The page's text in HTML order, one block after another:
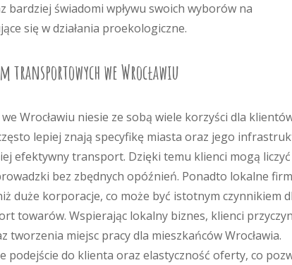
bardziej świadomi wpływu swoich wyborów na
się w działania proekologiczne.
we Wrocławiu
Wrocławiu niesie ze sobą wiele korzyści dla
lepiej znają specyfikę miasta oraz jego
efektywny transport. Dzięki temu klienci mogą
bez zbędnych opóźnień. Ponadto lokalne
duże korporacje, co może być istotnym czynnikiem
towarów. Wspierając lokalny biznes, klienci
miejsc pracy dla mieszkańców Wrocławia.
podejście do klienta oraz elastyczność oferty, co